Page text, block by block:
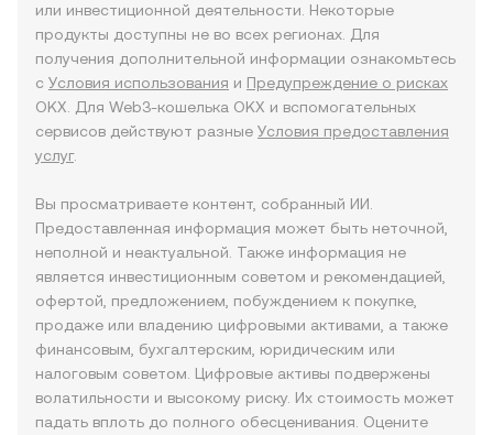
или инвестиционной деятельности. Некоторые
продукты доступны не во всех регионах. Для
получения дополнительной информации ознакомьтесь
с Условия использования и Предупреждение о рисках
OKX. Для Web3-кошелька OKX и вспомогательных
сервисов действуют разные Условия предоставления
услуг.
Вы просматриваете контент, собранный ИИ.
Предоставленная информация может быть неточной,
неполной и неактуальной. Также информация не
является инвестиционным советом и рекомендацией,
офертой, предложением, побуждением к покупке,
продаже или владению цифровыми активами, а также
финансовым, бухгалтерским, юридическим или
налоговым советом. Цифровые активы подвержены
волатильности и высокому риску. Их стоимость может
падать вплоть до полного обесценивания. Оцените